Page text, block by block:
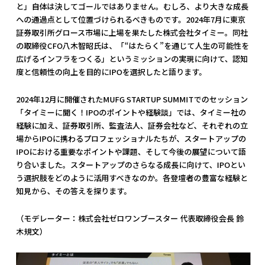
と」自体は決してゴールではありません。むしろ、より大きな成長
への通過点として位置づけられるべきものです。2024年7月に東京
証券取引所グロース市場に上場を果たした株式会社タイミー。同社
の取締役CFO八木智昭氏は、「“はたらく”を通じて人生の可能性を
広げるインフラをつくる」というミッションの実現に向けて、認知
度と信頼性の向上を目的にIPOを選択したと語ります。
2024年12月に開催されたMUFG STARTUP SUMMITでのセッション
「タイミーに聞く！IPOのポイントや経験談」では、タイミー社の
経験に加え、証券取引所、監査法人、証券会社など、それぞれの立
場からIPOに携わるプロフェッショナルたちが、スタートアップの
IPOにおける重要なポイントや課題、そして今後の展望について語
り合いました。スタートアップのさらなる成長に向けて、IPOとい
う選択肢をどのように活用すべきなのか。各登壇者の豊富な経験と
知見から、その答えを探ります。
（モデレーター：株式会社ゼロワンブースター 代表取締役会長 鈴
木規文）